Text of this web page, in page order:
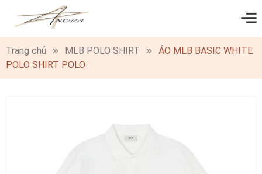
0
Trang chủ MLB POLO SHIRT
ÁO MLB BASIC WHITE
POLO SHIRT POLO